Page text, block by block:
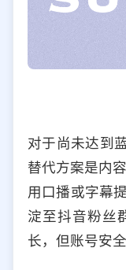
对于尚未达到
替代方案是内
用口播或字幕
淀至抖音粉丝
长，但账号安全